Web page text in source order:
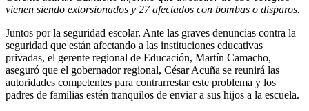
vienen siendo extorsionados y 27 afectados con bombas o disparos.
Juntos por la seguridad escolar. Ante las graves denuncias contra la
seguridad que están afectando a las instituciones educativas
privadas, el gerente regional de Educación, Martín Camacho,
aseguró que el gobernador regional, César Acuña se reunirá las
autoridades competentes para contrarrestar este problema y los
padres de familias estén tranquilos de enviar a sus hijos a la escuela.